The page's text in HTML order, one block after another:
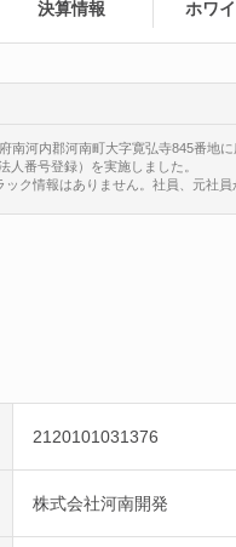
決算情報 ホワ
南河内郡河南町大字寛弘寺845番地
人番号登録）を実施しました。
ク情報はありません。社員、元社員
2120101031376
株式会社河南開発